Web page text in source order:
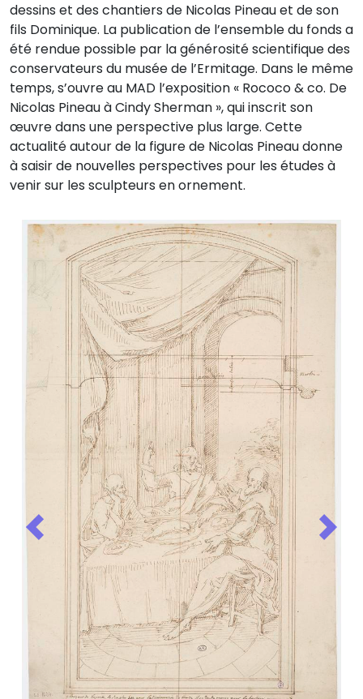
dessins et des chantiers de Nicolas Pineau et de son
fils Dominique. La publication de l’ensemble du fonds a
été rendue possible par la générosité scientifique des
conservateurs du musée de l’Ermitage. Dans le même
temps, s’ouvre au MAD l’exposition « Rococo & co. De
Nicolas Pineau à Cindy Sherman », qui inscrit son
œuvre dans une perspective plus large. Cette
actualité autour de la figure de Nicolas Pineau donne
à saisir de nouvelles perspectives pour les études à
venir sur les sculpteurs en ornement.
Previous